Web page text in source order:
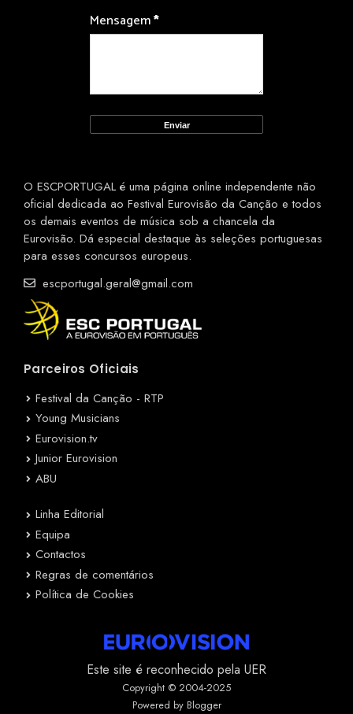
Mensagem*
O ESCPORTUGAL é uma página online independente não
oficial dedicada ao Festival Eurovisão da Canção e todos
os demais eventos de música sob a chancela da
Eurovisão. Dá especial destaque às seleções portuguesas
para esses concursos europeus.
escportugal.geral@gmail.com
Parceiros Oficiais
Festival da Canção - RTP
Young Musicians
Eurovision.tv
Junior Eurovision
ABU
Linha Editorial
Equipa
Contactos
Regras de comentários
Política de Cookies
Este site é reconhecido pela UER
Copyright © 2004-2025
Powered by Blogger